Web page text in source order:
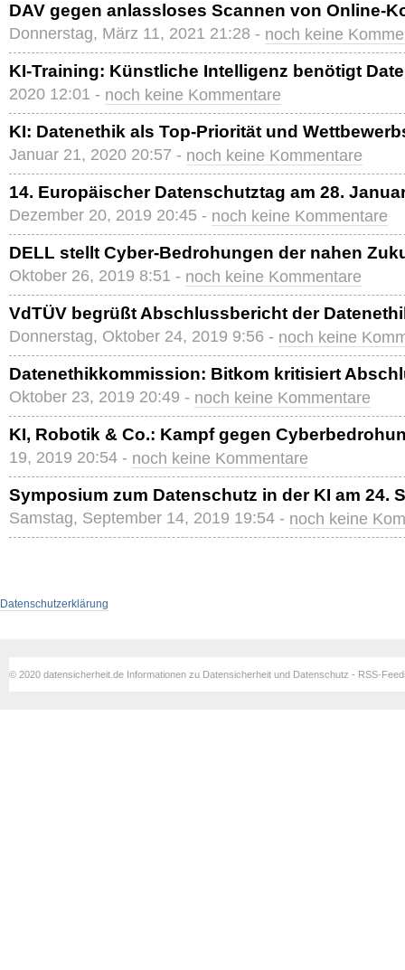
DAV gegen anlassloses Scannen von Online-
Donnerstag, März 11, 2021 21:28 - noch keine
KI-Training: Künstliche Intelligenz benötigt
2020 12:01 - noch keine Kommentare
KI: Datenethik als Top-Priorität und
Januar 21, 2020 20:57 - noch keine Kommentare
14. Europäischer Datenschutztag am 28.
Dezember 20, 2019 20:45 - noch keine Kommentare
DELL stellt Cyber-Bedrohungen der nahen
Oktober 26, 2019 8:51 - noch keine Kommentare
VdTÜV begrüßt Abschlussbericht der
Donnerstag, Oktober 24, 2019 9:56 - noch keine
Datenethikkommission: Bitkom kritisiert
Oktober 23, 2019 20:49 - noch keine Kommentare
KI, Robotik & Co.: Kampf gegen
19, 2019 20:54 - noch keine Kommentare
Symposium zum Datenschutz in der KI am 24.
Samstag, September 14, 2019 19:54 - noch keine
Datenschutzerklärung
© 2020 datensicherheit.de Informationen zu Datensicherheit und Datenschutz - RSS-